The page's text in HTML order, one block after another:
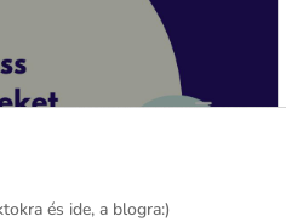
és ide, a blogra:)